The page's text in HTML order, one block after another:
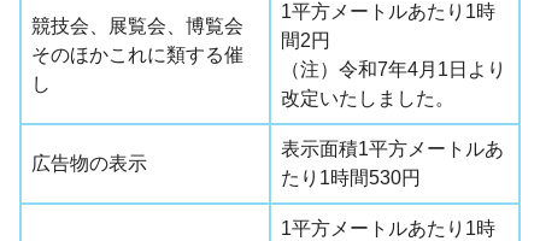
競技会、展覧会、博覧会
そのほかこれに類する催
し
1平方メートルあたり1時
間2円
（注）令和7年4月1日より
改定いたしました。
広告物の表示
表示面積1平方メートルあ
たり1時間530円
1平方メートルあたり1時